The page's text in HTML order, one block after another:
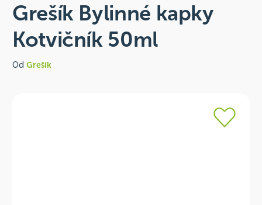
Grešík Bylinné kapky
Kotvičník 50ml
Od Grešík